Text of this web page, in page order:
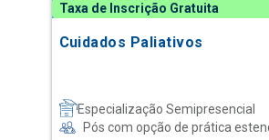
Taxa de Inscrição Gratuita
Cuidados Paliativos
Especialização Semipresencial
Pós com opção de prática